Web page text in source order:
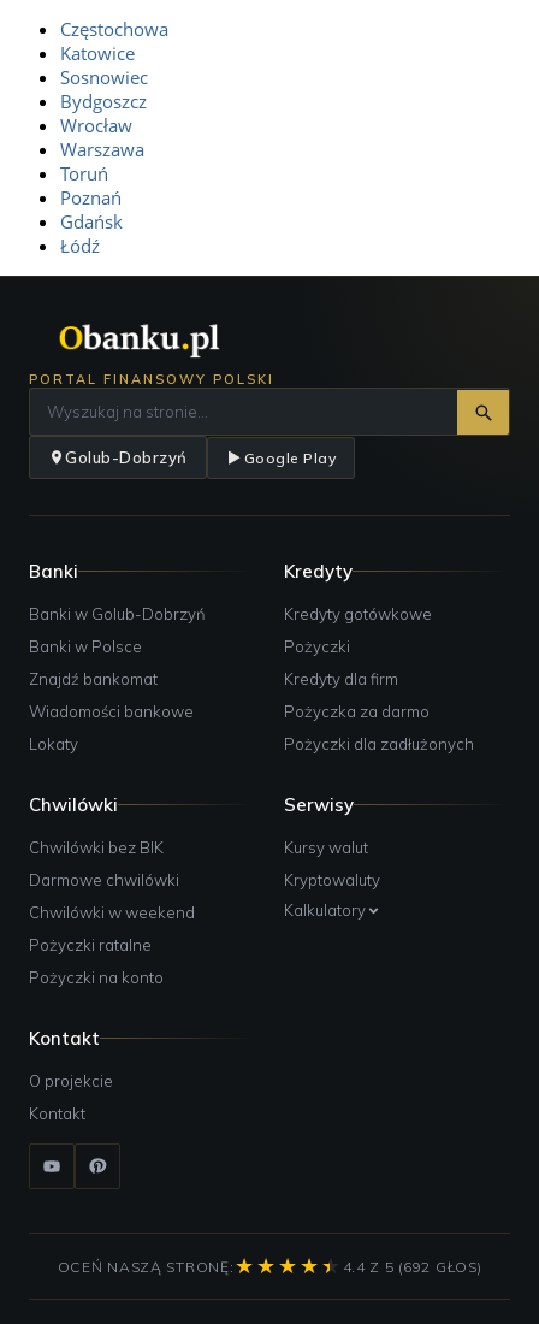
Częstochowa
Katowice
Sosnowiec
Bydgoszcz
Wrocław
Warszawa
Toruń
Poznań
Gdańsk
Łódź
PORTAL FINANSOWY POLSKI
Golub-Dobrzyń Google Play
Banki
Banki w Golub-Dobrzyń
Banki w Polsce
Znajdź bankomat
Wiadomości bankowe
Lokaty
Kredyty
Kredyty gotówkowe
Pożyczki
Kredyty dla firm
Pożyczka za darmo
Pożyczki dla zadłużonych
Chwilówki
Chwilówki bez BIK
Darmowe chwilówki
Chwilówki w weekend
Pożyczki ratalne
Pożyczki na konto
Serwisy
Kursy walut
Kryptowaluty
Kalkulatory
Kontakt
O projekcie
Kontakt
OCEŃ NASZĄ STRONĘ: 4.4 Z 5 (692 GŁOS)